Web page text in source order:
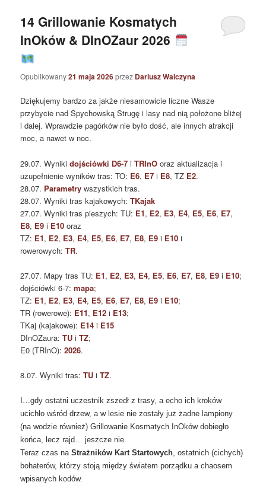
14 Grillowanie Kosmatych
InOków & DInOZaur 2026
Opublikowany21 maja 2026przez Dariusz Walczyna
Dziękujemy bardzo za jakże niesamowicie liczne Wasze
przybycie nad Spychowską Strugę i lasy nad nią położone bliżej
i dalej. Wprawdzie pagórków nie było dość, ale innych atrakcji
moc, a nawet w noc.
29.07. Wynikidojściówki D6-7 iTRInO oraz aktualizacja i
uzupełnienie wyników tras: TO: E6, E7 i E8, TZ E2.
28.07. Parametry wszystkich tras.
28.07. Wyniki tras kajakowych:TKajak
27.07. Wyniki tras pieszych: TU: E1, E2, E3, E4, E5, E6, E7,
E8, E9 i E10 oraz
TZ: E1, E2, E3, E4, E5, E6, E7, E8, E9 i E10 i
rowerowych:TR.
27.07. Mapy tras TU: E1, E2, E3, E4, E5, E6, E7, E8, E9 i E10;
dojściówki 6-7:mapa;
TZ: E1, E2, E3, E4, E5, E6, E7, E8, E9 i E10;
TR (rowerowe): E11, E12 i E13;
TKaj (kajakowe): E14 i E15
DInOZaura:TU iTZ;
E0 (TRInO):2026.
8.07. Wyniki tras:TU iTZ.
I…gdy ostatni uczestnik zszedł z trasy, a echo ich kroków
ucichło wśród drzew, a w lesie nie zostały już żadne lampiony
(na wodzie również) Grillowanie Kosmatych InOków dobiegło
końca, lecz rajd… jeszcze nie.
Teraz czas naStrażników Kart Startowych , ostatnich (cichych)
bohaterów, którzy stoją między światem porządku a chaosem
wpisanych kodów.